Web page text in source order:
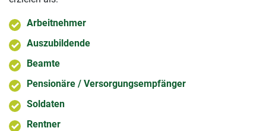
Arbeitnehmer
Auszubildende
Beamte
Pensionäre / Versorgungsempfänger
Soldaten
Rentner